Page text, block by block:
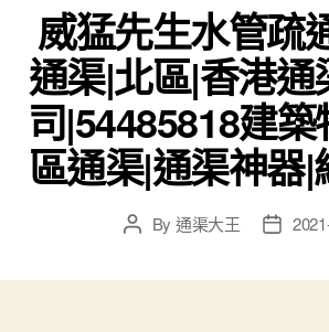
威猛先生水管疏
通渠|北區|香港通
司|54485818建
區通渠|通渠神器
PostBy 通渠大王
Post